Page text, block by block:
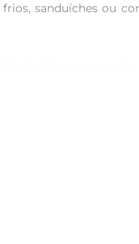
sanduíches ou
que reflete o
um item essencial na